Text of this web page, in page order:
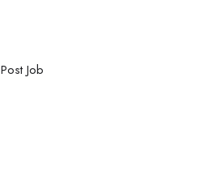
Post Job